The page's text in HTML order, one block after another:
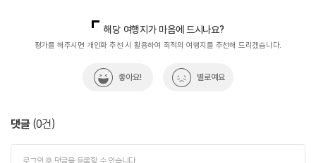
해당 여행지가 마음에 드시나요?
평가를 해주시면 개인화 추천 시 활용하여 최적의 여행지를 추천해 드리겠습니다.
좋아요! 별로예요
댓글 (0건)